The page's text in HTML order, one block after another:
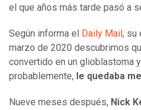
el que años más tarde pasó a
Según informa el Daily Mail , su
marzo de 2020 descubrimos
convertido en un glioblastoma
probablemente, le quedaba
Nueve meses después, Nick